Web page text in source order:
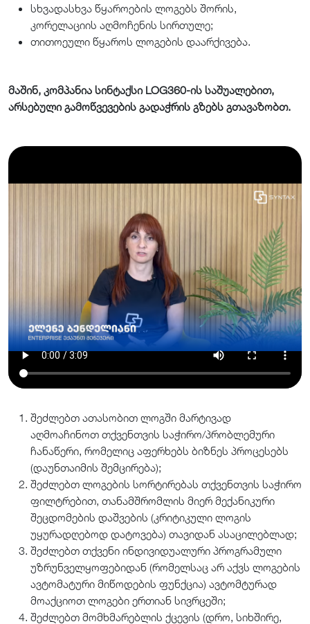
სხვადასხვა წყაროების ლოგებს შორის,
კორელაციის აღმოჩენის სირთულე;
თითოეული წყაროს ლოგების დაარქივება.
მაშინ, კომპანია სინტაქსი LOG360-ის საშუალებით,
არსებული გამოწვევების გადაჭრის გზებს გთავაზობთ.
შეძლებთ ათასობით ლოგში მარტივად
აღმოაჩინოთ თქვენთვის საჭირო/პრობლემური
ჩანაწერი, რომელიც აფერხებს ბიზნეს პროცესებს
(დაუნთაიმის შემცირება);
შეძლებთ ლოგების სორტირებას თქვენთვის საჭირო
ფილტრებით, თანამშრომლის მიერ მექანიკური
შეცდომების დაშვების (კრიტიკული ლოგის
უყურადღებოდ დატოვება) თავიდან ასაცილებლად;
შეძლებთ თქვენი ინდივიდუალური პროგრამული
უზრუნველყოფებიდან (რომელსაც არ აქვს ლოგების
ავტომატური მიწოდების ფუნქცია) ავტომტურად
მოაქციოთ ლოგები ერთიან სივრცეში;
შეძლებთ მომხმარებლის ქცევის (დრო, სიხშირე,